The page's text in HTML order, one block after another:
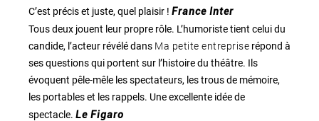
C’est précis et juste, quel plaisir ! France Inter
Tous deux jouent leur propre rôle. L’humoriste tient celui du
candide, l’acteur révélé dans Ma petite entreprise répond à
ses questions qui portent sur l’histoire du théâtre. Ils
évoquent pêle-mêle les spectateurs, les trous de mémoire,
les portables et les rappels. Une excellente idée de
spectacle. Le Figaro